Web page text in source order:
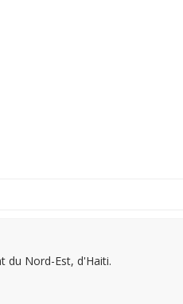
du Nord-Est, d'Haiti.